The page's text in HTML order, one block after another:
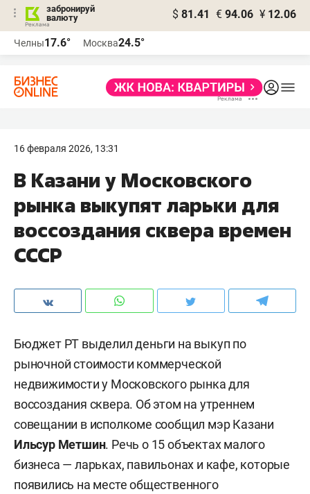
забронируй
валюту
$ 81.41 € 94.06 ¥ 12.06
Челны17.6° Москва24.5°
16 февраля 2026, 13:31
В Казани у Московского
рынка выкупят ларьки для
воссоздания сквера времен
СССР
Бюджет РТ выделил деньги на выкуп по
рыночной стоимости коммерческой
недвижимости у Московского рынка для
воссоздания сквера. Об этом на утреннем
совещании в исполкоме сообщил мэр Казани
Ильсур Метшин. Речь о 15 объектах малого
бизнеса — ларьках, павильонах и кафе, которые
появились на месте общественного